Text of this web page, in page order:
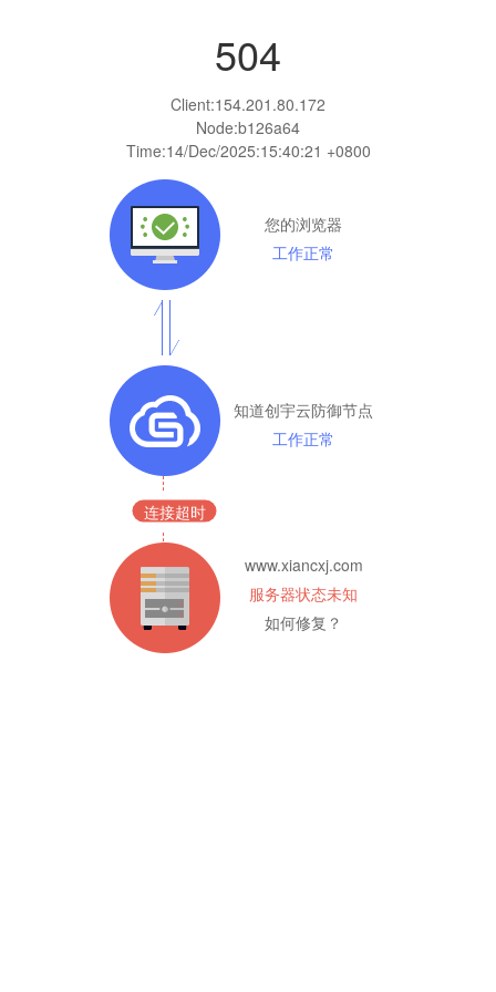
504
Client:154.201.80.172
Node:b126a64
Time:14/Dec/2025:15:40:21 +0800
您的浏览器
工作正常
知道创宇云防御节点
工作正常
连接超时
www.xiancxj.com
服务器状态未知
如何修复？